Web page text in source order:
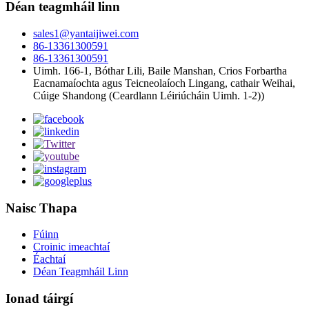
Déan teagmháil linn
sales1@yantaijiwei.com
86-13361300591
86-13361300591
Uimh. 166-1, Bóthar Lili, Baile Manshan, Crios Forbartha
Eacnamaíochta agus Teicneolaíoch Lingang, cathair Weihai,
Cúige Shandong (Ceardlann Léiriúcháin Uimh. 1-2))
Naisc Thapa
Fúinn
Croinic imeachtaí
Éachtaí
Déan Teagmháil Linn
Ionad táirgí